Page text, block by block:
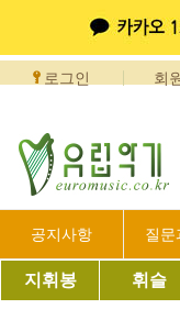
로그인 회
공지사항 질문
지휘봉 휘슬